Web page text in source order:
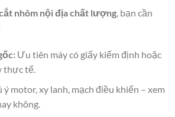
nhôm nội địa chất lượng, bạn cần
Ưu tiên máy có giấy kiểm định hoặc
thực tế.
ý motor, xy lanh, mạch điều khiển – xem
không.